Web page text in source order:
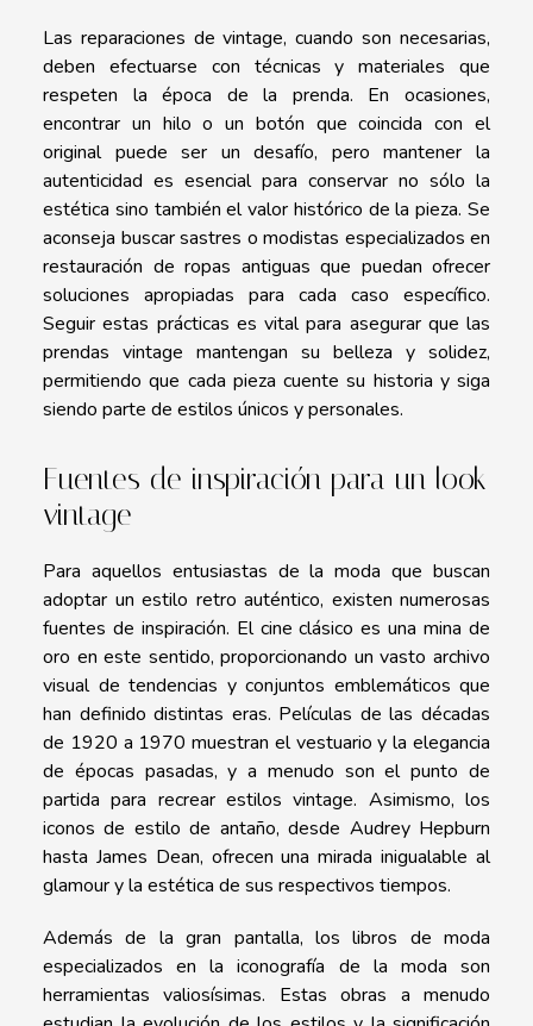
Las reparaciones de vintage, cuando son necesarias,
deben efectuarse con técnicas y materiales que
respeten la época de la prenda. En ocasiones,
encontrar un hilo o un botón que coincida con el
original puede ser un desafío, pero mantener la
autenticidad es esencial para conservar no sólo la
estética sino también el valor histórico de la pieza. Se
aconseja buscar sastres o modistas especializados en
restauración de ropas antiguas que puedan ofrecer
soluciones apropiadas para cada caso específico.
Seguir estas prácticas es vital para asegurar que las
prendas vintage mantengan su belleza y solidez,
permitiendo que cada pieza cuente su historia y siga
siendo parte de estilos únicos y personales.
Fuentes de inspiración para un look
vintage
Para aquellos entusiastas de la moda que buscan
adoptar un estilo retro auténtico, existen numerosas
fuentes de inspiración. El cine clásico es una mina de
oro en este sentido, proporcionando un vasto archivo
visual de tendencias y conjuntos emblemáticos que
han definido distintas eras. Películas de las décadas
de 1920 a 1970 muestran el vestuario y la elegancia
de épocas pasadas, y a menudo son el punto de
partida para recrear estilos vintage. Asimismo, los
iconos de estilo de antaño, desde Audrey Hepburn
hasta James Dean, ofrecen una mirada inigualable al
glamour y la estética de sus respectivos tiempos.
Además de la gran pantalla, los libros de moda
especializados en la iconografía de la moda son
herramientas valiosísimas. Estas obras a menudo